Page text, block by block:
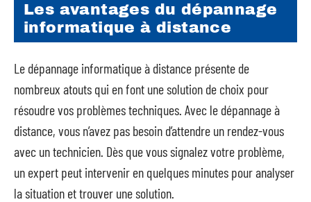
Les avantages du dépannage
informatique à distance
Le dépannage informatique à distance présente de
nombreux atouts qui en font une solution de choix pour
résoudre vos problèmes techniques. Avec le dépannage à
distance, vous n’avez pas besoin d’attendre un rendez-vous
avec un technicien. Dès que vous signalez votre problème,
un expert peut intervenir en quelques minutes pour analyser
la situation et trouver une solution.